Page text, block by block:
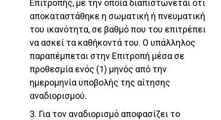
Επιτροπής, με την οποία διαπιστώνεται ότι
αποκαταστάθηκε η σωματική ή πνευματική
του ικανότητα, σε βαθμό που του επιτρέπει
να ασκεί τα καθήκοντά του. Ο υπάλληλος
παραπέμπεται στην Επιτροπή μέσα σε
προθεσμία ενός (1) μηνός από την
ημερομηνία υποβολής της αίτησης
αναδιορισμού.
3. Για τον αναδιορισμό αποφασίζει το